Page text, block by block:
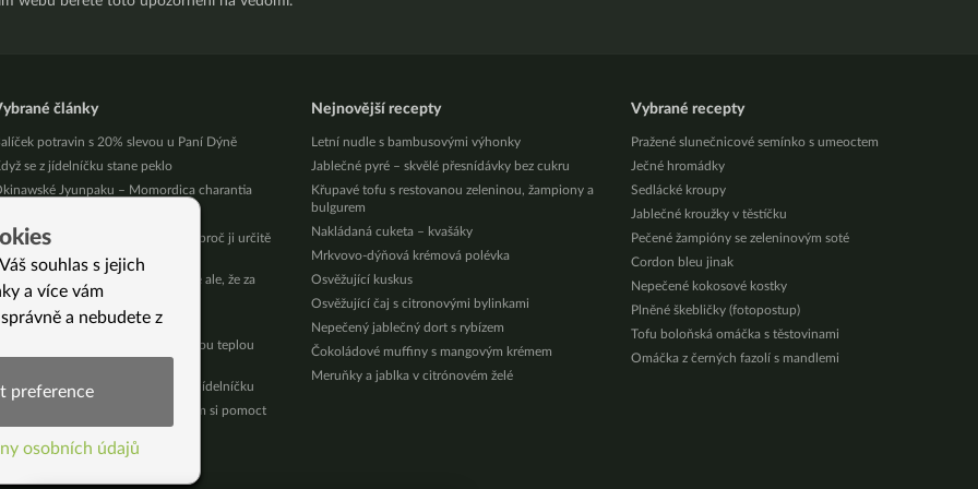
články
potravin s 20% slevou u Paní Dýně
se z jídelníčku stane peklo
Jyunpaku – Momordica charantia
vám nať z ředkviček? Víme, proč ji určitě
ale usušit!
knedlíku v krku jistě znáte. Víte ale, že za
stojí psychika?
vytržení
jsem nemohla pozřít vůbec žádnou teplou
co chcete vědět o zdravém jídelníčku
jsem 9 léků denně. Musela jsem si pomoct
Nejnovější recepty
Letní nudle s bambusovými výhonky
Jablečné pyré – skvělé přesnídávky bez cukru
Křupavé tofu s restovanou zeleninou, žampiony a
bulgurem
Nakládaná cuketa – kvašáky
Mrkvovo-dýňová krémová polévka
Osvěžující kuskus
Osvěžující čaj s citronovými bylinkami
Nepečený jablečný dort s rybízem
Čokoládové muffiny s mangovým krémem
Meruňky a jablka v citrónovém želé
Vybrané recepty
Pražené slunečnicové semínko s umeoctem
Ječné hromádky
Sedlácké kroupy
Jablečné kroužky v těstíčku
Pečené žampióny se zeleninovým soté
Cordon bleu jinak
Nepečené kokosové kostky
Plněné škebličky (fotopostup)
Tofu boloňská omáčka s těstovinami
Omáčka z černých fazolí s mandlemi
souhlas s jejich
a více vám
a nebudete z
preference
osobních údajů